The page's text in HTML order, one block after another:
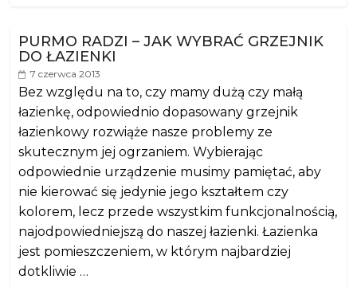
PURMO RADZI – JAK WYBRAĆ GRZEJNIK
DO ŁAZIENKI
7 czerwca 2013
Bez względu na to, czy mamy dużą czy małą
łazienkę, odpowiednio dopasowany grzejnik
łazienkowy rozwiąże nasze problemy ze
skutecznym jej ogrzaniem. Wybierając
odpowiednie urządzenie musimy pamiętać, aby
nie kierować się jedynie jego kształtem czy
kolorem, lecz przede wszystkim funkcjonalnością,
najodpowiedniejszą do naszej łazienki. Łazienka
jest pomieszczeniem, w którym najbardziej
dotkliwie …